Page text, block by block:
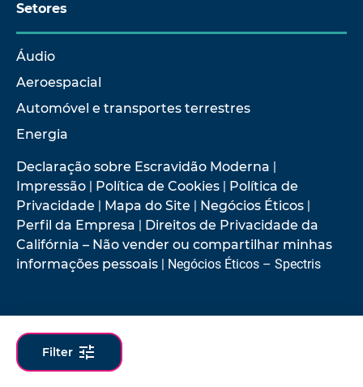
Filter tune
Setores
Áudio
Aeroespacial
Automóvel e transportes terrestres
Energia
Declaração sobre Escravidão Moderna |
Impressão | Política de Cookies | Política de
Privacidade | Mapa do Site | Negócios Éticos |
Perfil da Empresa | Direitos de Privacidade da
Califórnia – Não vender ou compartilhar minhas
informações pessoais | Negócios Éticos – Spectris